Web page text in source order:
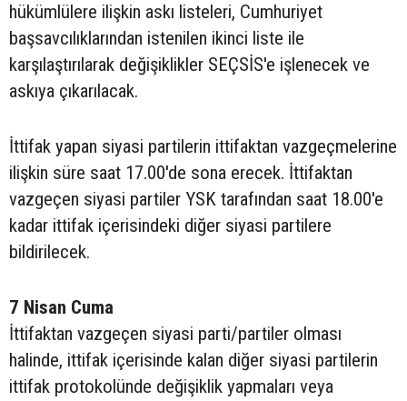
hükümlülere ilişkin askı listeleri, Cumhuriyet
başsavcılıklarından istenilen ikinci liste ile
karşılaştırılarak değişiklikler SEÇSİS'e işlenecek ve
askıya çıkarılacak.
İttifak yapan siyasi partilerin ittifaktan vazgeçmelerine
ilişkin süre saat 17.00'de sona erecek. İttifaktan
vazgeçen siyasi partiler YSK tarafından saat 18.00'e
kadar ittifak içerisindeki diğer siyasi partilere
bildirilecek.
7 Nisan Cuma
İttifaktan vazgeçen siyasi parti/partiler olması
halinde, ittifak içerisinde kalan diğer siyasi partilerin
ittifak protokolünde değişiklik yapmaları veya